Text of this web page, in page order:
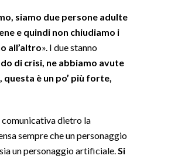
siamo due persone adulte
e quindi non chiudiamo i
all’altro». I due stanno
di crisi, ne abbiamo avute
questa è un po’ più forte,
dietro la
sempre che un personaggio
un personaggio artificiale. Si